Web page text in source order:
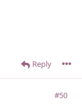
Reply
#50